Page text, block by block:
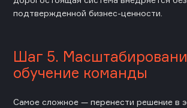
подтвержденной бизнес-ценности.
Шаг 5.
обучение команды
Самое сложное — перенести решение в